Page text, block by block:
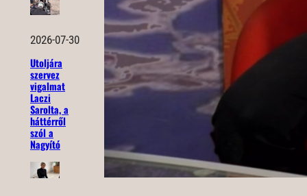
2026-07-30
Utoljára
szervez
vigalmat
Laczi
Sarolta, a
háttérről
szól a
Nagyító